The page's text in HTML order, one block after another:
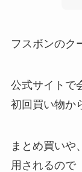
フスボンのク
公式サイトで
初回買い物か
まとめ買いや
用されるので